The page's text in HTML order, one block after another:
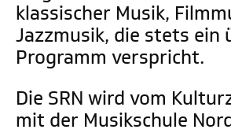
klassischer Musik,
Jazzmusik, die stets ein
Programm verspricht.
Die SRN wird vom
mit der Musikschule